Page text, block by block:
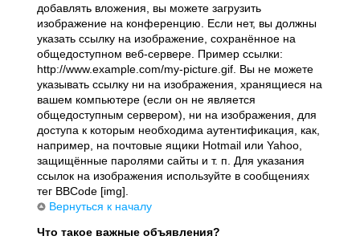
добавлять вложения, вы можете загрузить
изображение на конференцию. Если нет, вы должны
указать ссылку на изображение, сохранённое на
общедоступном веб-сервере. Пример ссылки:
http://www.example.com/my-picture.gif. Вы не можете
указывать ссылку ни на изображения, хранящиеся на
вашем компьютере (если он не является
общедоступным сервером), ни на изображения, для
доступа к которым необходима аутентификация, как,
например, на почтовые ящики Hotmail или Yahoo,
защищённые паролями сайты и т. п. Для указания
ссылок на изображения используйте в сообщениях
тег BBCode [img].
Вернуться к началу
Что такое важные объявления?